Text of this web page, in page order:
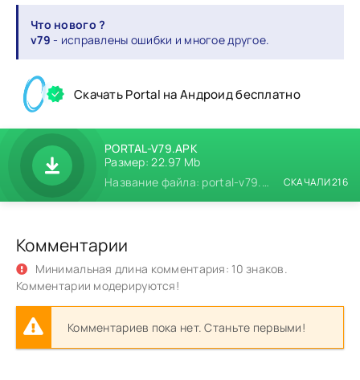
Что нового ?
v79 - исправлены ошибки и многое другое.
Скачать Portal на Андроид бесплатно
PORTAL-V79.APK
Размер: 22.97 Mb
Название файла: portal-v79.apk
СКАЧАЛИ 216
Комментарии
Минимальная длина комментария: 10 знаков.
Комментарии модерируются!
Комментариев пока нет. Станьте первыми!